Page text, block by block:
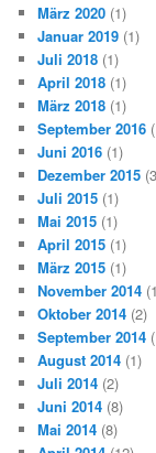
März 2020 (1)
Januar 2019 (1)
Juli 2018 (1)
April 2018 (1)
März 2018 (1)
September 2016
Juni 2016 (1)
Dezember 2015
Juli 2015 (1)
Mai 2015 (1)
April 2015 (1)
März 2015 (1)
November 2014
Oktober 2014 (2)
September 2014
August 2014 (1)
Juli 2014 (2)
Juni 2014 (8)
Mai 2014 (8)